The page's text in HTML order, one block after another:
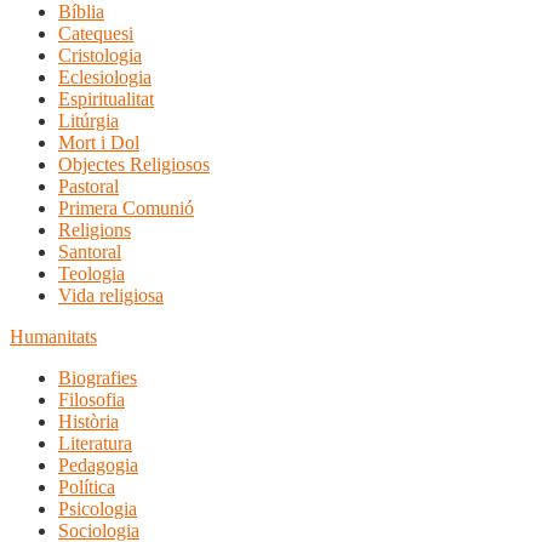
Bíblia
Catequesi
Cristologia
Eclesiologia
Espiritualitat
Litúrgia
Mort i Dol
Objectes Religiosos
Pastoral
Primera Comunió
Religions
Santoral
Teologia
Vida religiosa
Humanitats
Biografies
Filosofia
Història
Literatura
Pedagogia
Política
Psicologia
Sociologia